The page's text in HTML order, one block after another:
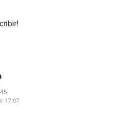
17:07